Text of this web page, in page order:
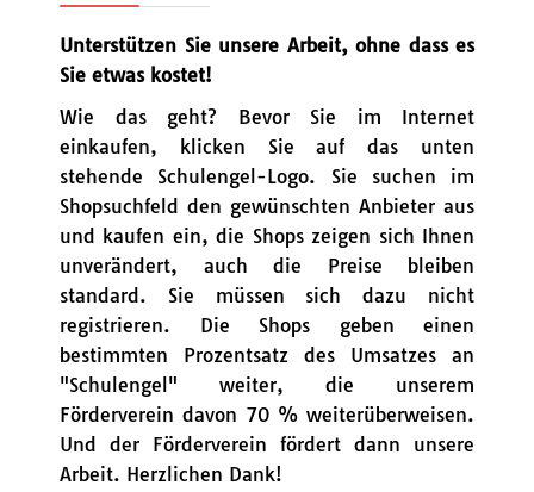
Unterstützen Sie unsere Arbeit, ohne dass es
Sie etwas kostet!
Wie das geht? Bevor Sie im Internet
einkaufen, klicken Sie auf das unten
stehende Schulengel-Logo. Sie suchen im
Shopsuchfeld den gewünschten Anbieter aus
und kaufen ein, die Shops zeigen sich Ihnen
unverändert, auch die Preise bleiben
standard. Sie müssen sich dazu nicht
registrieren. Die Shops geben einen
bestimmten Prozentsatz des Umsatzes an
"Schulengel" weiter, die unserem
Förderverein davon 70 % weiterüberweisen.
Und der Förderverein fördert dann unsere
Arbeit. Herzlichen Dank!